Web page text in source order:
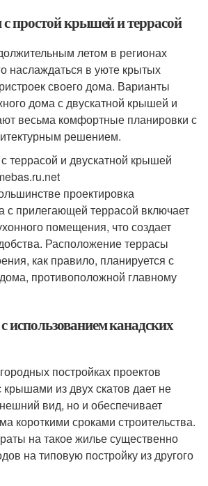
простой крышей и террасой
летом в регионах
наслаждаться в уюте крытых
своего дома. Варианты
дома с двускатной крышей и
весьма комфортные планировки с
решением.
террасой и двускатной крышей
проектировка
с прилегающей террасой включает
помещения, что создает
Расположение террасы
как правило, планируется с
противоположной главному
использованием канадских
постройках проектов
из двух скатов дает не
вид, но и обеспечивает
короткими сроками строительства.
на такое жилье существенно
на типовую постройку из другого